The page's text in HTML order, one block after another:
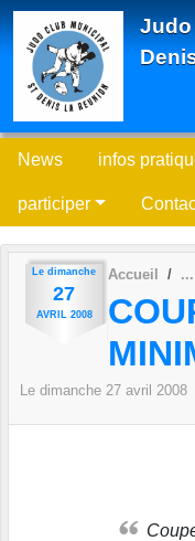
Judo
News infos
participer
Le dimanche
27
AVRIL 2008
Accueil
Le dimanche 27 avril 2008
Panneau de gestion des